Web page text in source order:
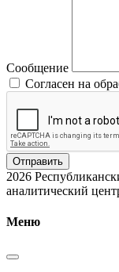
Сообщение
Согласен на
Отправить
2026
аналитический
Меню